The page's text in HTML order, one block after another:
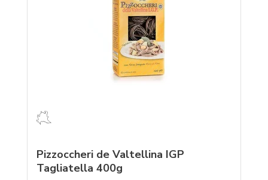
Pizzoccheri de Valtellina IGP
Tagliatella 400g